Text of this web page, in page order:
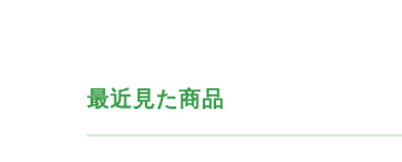
最近見た商品